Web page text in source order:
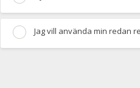
Jag vill använda min redan